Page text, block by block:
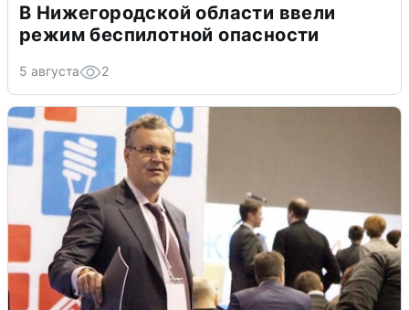
В Нижегородской области ввели
режим беспилотной опасности
5 августа 2